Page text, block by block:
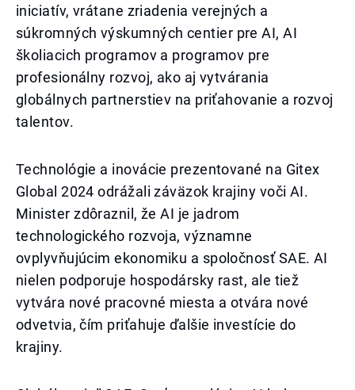
iniciatív, vrátane zriadenia verejných a
súkromných výskumných centier pre AI, AI
školiacich programov a programov pre
profesionálny rozvoj, ako aj vytvárania
globálnych partnerstiev na priťahovanie a rozvoj
talentov.
Technológie a inovácie prezentované na Gitex
Global 2024 odrážali záväzok krajiny voči AI.
Minister zdôraznil, že AI je jadrom
technologického rozvoja, významne
ovplyvňujúcim ekonomiku a spoločnosť SAE. AI
nielen podporuje hospodársky rast, ale tiež
vytvára nové pracovné miesta a otvára nové
odvetvia, čím priťahuje ďalšie investície do
krajiny.